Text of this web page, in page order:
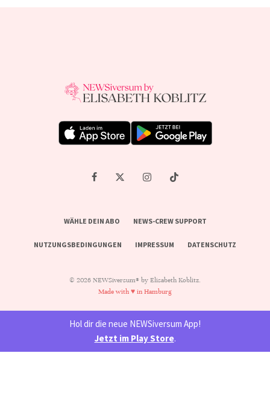
WÄHLE DEIN ABO NEWS-CREW SUPPORT
NUTZUNGSBEDINGUNGEN IMPRESSUM DATENSCHUTZ
© 2026 NEWSiversum® by Elisabeth Koblitz.
Made with ♥ in Hamburg
Hol dir die neue NEWSiversum App!
Jetzt im Play Store.